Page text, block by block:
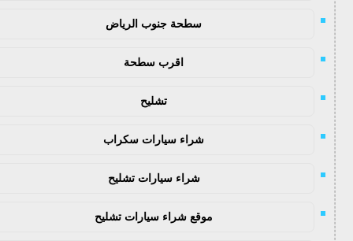
سطحة جنوب الرياض
اقرب سطحة
تشليح
شراء سيارات سكراب
شراء سيارات تشليح
موقع شراء سيارات تشليح